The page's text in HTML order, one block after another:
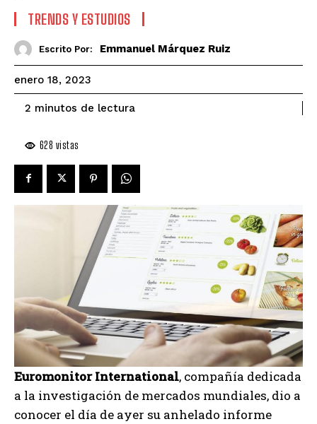
TRENDS Y ESTUDIOS
Escrito Por: Emmanuel Márquez Ruiz
enero 18, 2023
2 minutos de lectura
628 vistas
Euromonitor International, compañía dedicada
a la investigación de mercados mundiales, dio a
conocer el día de ayer su anhelado informe